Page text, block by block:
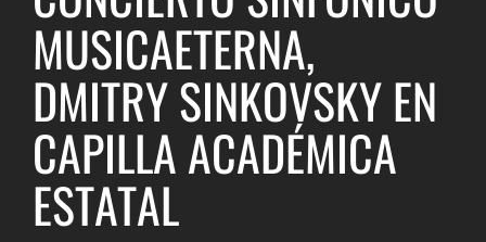
MUSICAETERNA,
DMITRY SINKOVSKY EN
CAPILLA ACADÉMICA
ESTATAL